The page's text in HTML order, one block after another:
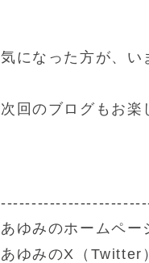
気になった方が、い
次回のブログもお楽
あゆみのホームペー
あゆみのX（Twitter